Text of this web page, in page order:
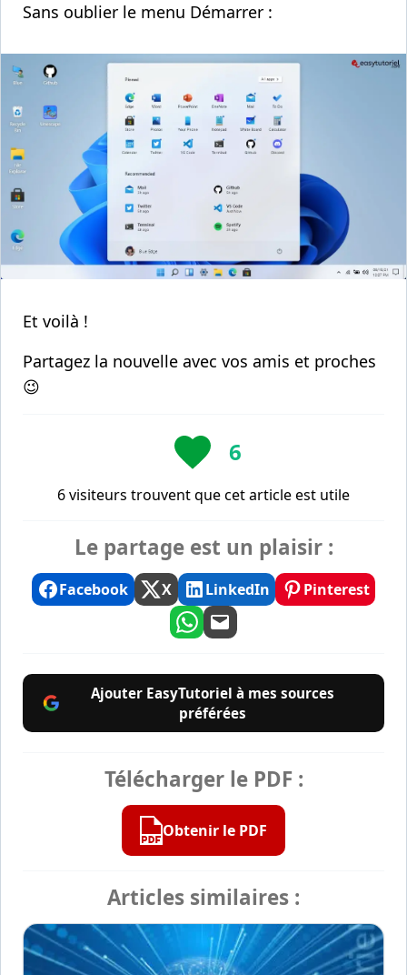
Sans oublier le menu Démarrer :
Et voilà !
Partagez la nouvelle avec vos amis et proches
😉
6
6 visiteurs trouvent que cet article est utile
Le partage est un plaisir :
Facebook X LinkedIn Pinterest
Ajouter EasyTutoriel à mes sources
préférées
Télécharger le PDF :
Obtenir le PDF
Articles similaires :